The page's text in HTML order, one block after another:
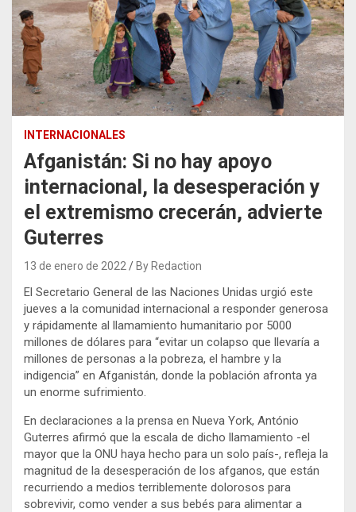
INTERNACIONALES
Afganistán: Si no hay apoyo
internacional, la desesperación y
el extremismo crecerán, advierte
Guterres
13 de enero de 2022 By Redaction
El Secretario General de las Naciones Unidas urgió este
jueves a la comunidad internacional a responder generosa
y rápidamente al llamamiento humanitario por 5000
millones de dólares para “evitar un colapso que llevaría a
millones de personas a la pobreza, el hambre y la
indigencia” en Afganistán, donde la población afronta ya
un enorme sufrimiento.
En declaraciones a la prensa en Nueva York, António
Guterres afirmó que la escala de dicho llamamiento -el
mayor que la ONU haya hecho para un solo país-, refleja la
magnitud de la desesperación de los afganos, que están
recurriendo a medios terriblemente dolorosos para
sobrevivir, como vender a sus bebés para alimentar a